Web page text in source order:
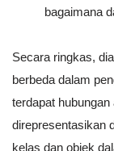
bagaimana
Secara ringkas,
berbeda dalam
terdapat
direpresentasikan
kelas dan objek